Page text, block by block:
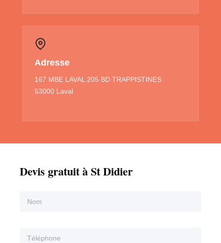
Adresse
167 MBE LAVAL 205 BD TRAPPISTINES
53000 Laval
Devis gratuit à St Didier